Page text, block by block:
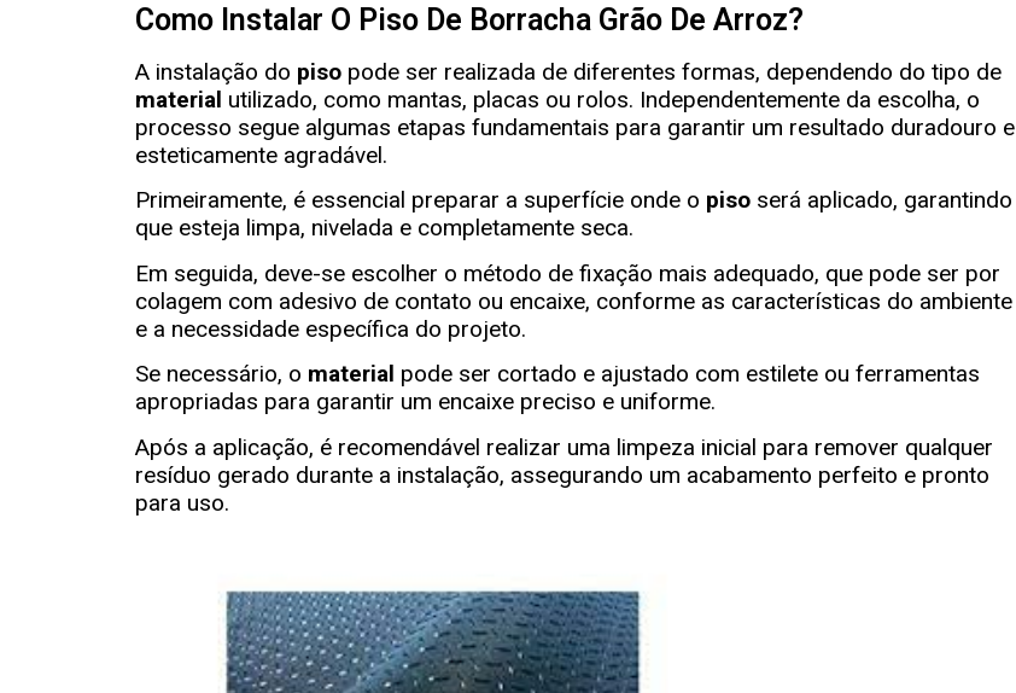
Como Instalar O Piso De Borracha Grão De Arroz?
A instalação do piso pode ser realizada de diferentes formas, dependendo do tipo de
material utilizado, como mantas, placas ou rolos. Independentemente da escolha, o
processo segue algumas etapas fundamentais para garantir um resultado duradouro e
esteticamente agradável.
Primeiramente, é essencial preparar a superfície onde o piso será aplicado, garantindo
que esteja limpa, nivelada e completamente seca.
Em seguida, deve-se escolher o método de fixação mais adequado, que pode ser por
colagem com adesivo de contato ou encaixe, conforme as características do ambiente
e a necessidade específica do projeto.
Se necessário, o material pode ser cortado e ajustado com estilete ou ferramentas
apropriadas para garantir um encaixe preciso e uniforme.
Após a aplicação, é recomendável realizar uma limpeza inicial para remover qualquer
resíduo gerado durante a instalação, assegurando um acabamento perfeito e pronto
para uso.